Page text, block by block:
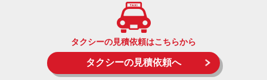
タクシーの見積依頼はこちらから
タクシーの見積依頼へ